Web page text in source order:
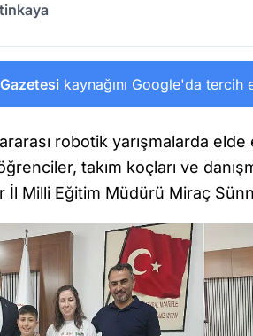
kaynağını Google'da
robotik yarışmalarda elde
takım koçları ve
İl Milli Eğitim Müdürü Miraç